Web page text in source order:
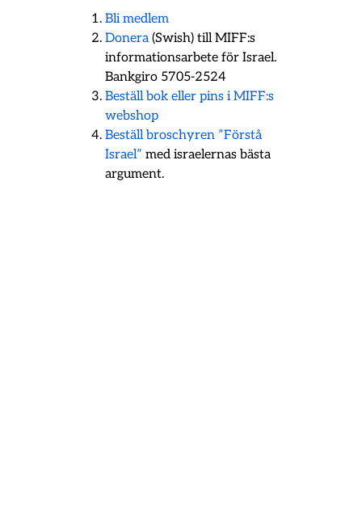
Bli medlem
Donera(Swish) till MIFF:s
informationsarbete för Israel.
Bankgiro 5705-2524
Beställ bok eller pins i MIFF:s
webshop
Beställ broschyren ”Förstå
Israel” med israelernas bästa
argument.